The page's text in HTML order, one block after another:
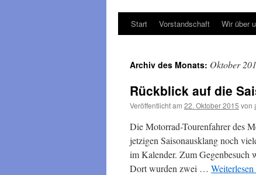
Start Vorstandschaft Wir über
Archiv des Monats: Oktober
Rückblick auf die
Veröffentlicht am 22. Oktober 2015 von
Die Motorrad-Tourenfahrer des
jetzigen Saisonausklang noch
im Kalender. Zum Gegenbesuch
Dort wurden zwei … Weiterlesen